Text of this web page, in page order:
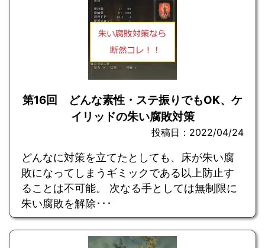
第16回 どんな素性・ステ振りでもOK、ケ
イリッドの朱い腐敗対策
投稿日：2022/04/24
どんなに対策を立てたとしても、床が朱い腐
敗になってしまうギミックである以上防止す
ることは不可能。 次なる手としては無制限に
朱い腐敗を解除･･･